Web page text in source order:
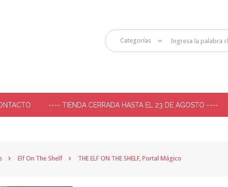
Categorías
---- TIENDA CERRADA HASTA EL 23 DE AGOSTO ----
Elf On The Shelf THE ELF ON THE SHELF, Portal Mágico